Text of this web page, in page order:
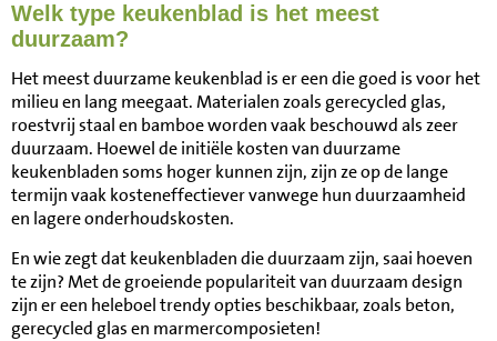
Welk type keukenblad is het meest
duurzaam?
Het meest duurzame keukenblad is er een die goed is voor het
milieu en lang meegaat. Materialen zoals gerecycled glas,
roestvrij staal en bamboe worden vaak beschouwd als zeer
duurzaam. Hoewel de initiële kosten van duurzame
keukenbladen soms hoger kunnen zijn, zijn ze op de lange
termijn vaak kosteneffectiever vanwege hun duurzaamheid
en lagere onderhoudskosten.
En wie zegt dat keukenbladen die duurzaam zijn, saai hoeven
te zijn? Met de groeiende populariteit van duurzaam design
zijn er een heleboel trendy opties beschikbaar, zoals beton,
gerecycled glas en marmercomposieten!